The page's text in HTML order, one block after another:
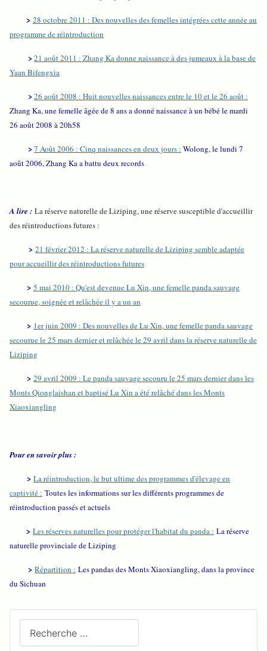
> 28 octobre 2011 : Des nouvelles des femelles intégrées cette année au
programme de réintroduction
>21 août 2011 : Zhang Ka donne naissance à des jumeaux à la base de
Yaan Bifengxia
>26 août 2008 : Huit nouvelles naissances entre le 10 et le 26 août :
Zhang Ka, une femelle âgée de 8 ans a donné naissance à un bébé le mardi
26 août 2008 à 20h58
>7 Août 2006 : Cinq naissances en deux jours : Wolong, le lundi 7
août 2006, Zhang Ka a battu deux records
A lire : La réserve naturelle de Liziping, une réserve susceptible d'accueillir
des réintroductions futures :
> 21 février 2012 : La réserve naturelle de Liziping semble adaptée
pour accueillir des réintroductions futures
> 5 mai 2010 : Qu'est devenue Lu Xin, une femelle panda sauvage
secourue, soignée et relâchée il y a un an
> 1er juin 2009 : Des nouvelles de Lu Xin, une femelle panda sauvage
secourue le 25 mars dernier et relâchée le 29 avril dans la réserve naturelle de
Liziping
> 29 avril 2009 : Le panda sauvage secouru le 25 mars dernier dans les
Monts Qionglaishan et baptisé Lu Xin a été relâché dans les Monts
Xiaoxiangling
Pour en savoir plus :
> La réintroduction, le but ultime des programmes d'élevage en
captivité : Toutes les informations sur les différents programmes de
réintroduction passés et actuels
> Les réserves naturelles pour protéger l'habitat du panda : La réserve
naturelle provinciale de Liziping
> Répartition : Les pandas des Monts Xiaoxiangling, dans la province
du Sichuan